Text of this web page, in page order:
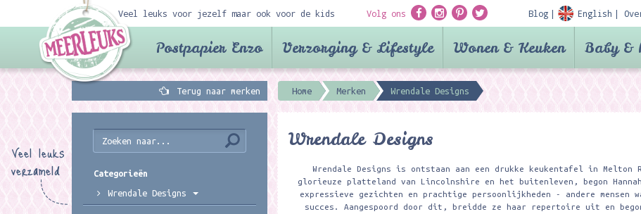
Veel leuks voor jezelf maar ook voor de kids Volg ons Blog English
Postpapier Enzo Verzorging & Lifestyle Wonen & Keuken Baby &
Terug naar merken Home Merken Wrendale Designs
Wrendale Designs
Wrendale Designs is ontstaan aan een drukke keukentafel in
glorieuze platteland van Lincolnshire en het buitenleven, begon
expressieve gezichten en prachtige persoonlijkheden - andere mensen
succes. Aangespoord door dit, breidde ze haar repertoire uit en
Veel leuks
verzameld
Categorieën
Wrendale Designs